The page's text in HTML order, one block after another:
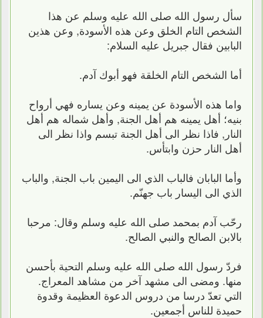
سأل رسول الله صلى الله عليه وسلم عن هذا
الشخص التام الخلق وعن هذه الأسودة, وعن هذين
البابين فقال جبريل عليه السلام:
أما الشخص التام الخلقة فهو أبوك آدم.
واما هذه الأسودة عن يمينه وعن يساره فهي أرواح
بنيه؛ أهل يمينه هم أهل الجنة, وأهل شماله هم أهل
النار, فاذا نظر الى أهل الجنة تبسم واذا نظر الى
أهل النار حزن وابتأس.
وأما البابان فالباب الذي الى اليمين باب الجنة, والباب
الذي الى اليسار باب جهنّم.
رحّب آدم بمحمد صلى الله عليه وسلم وقال: مرحبا
بالابن الصالح والنبي الصالح.
فردّ رسول الله صلى الله عليه وسلم التحية بأحسن
منها. ومضى الى مشهد آخر من مشاهد المعراج.
التي تعدّ درسا من دروس الدعوة العظيمة وقدوة
حميدة للناس أجمعين.